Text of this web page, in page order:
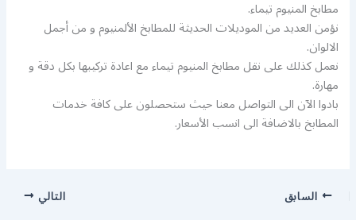
مطابخ المنيوم تيماء.
نؤمن العديد من الموديلات الحديثة للمطابخ الألمنيوم و من أجمل
الالوان.
نعمل كذلك على نقل مطابخ المنيوم تيماء مع اعادة تركيبها بكل دقة و
مهارة.
بادوا الآن الى التواصل معنا حيث ستحصلون على كافة خدمات
المطابخ بالاضافة الى انسب الأسعار.
السابق التالي